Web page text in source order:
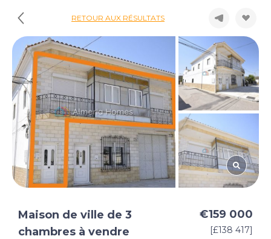
RETOUR AUX RÉSULTATS
Maison de ville de 3
chambres à vendre
€159 000
[£138 417]